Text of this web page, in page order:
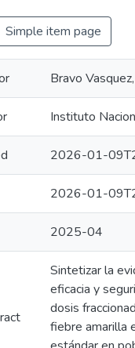
Simple item page
Bravo
Instituto
2026-01-
2026-01-
2025-04
Sintetizar la
eficacia y
dosis
fiebre amarilla